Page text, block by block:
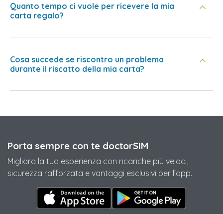
Quanto tempo ci vuole per ricevere la mia
carta regalo?
Cosa succede se riscontro un problema
durante il riscatto della mia carta?
Porta sempre con te doctorSIM
Migliora la tua esperienza con ricariche più veloci,
sicurezza rafforzata e vantaggi esclusivi per l'app.